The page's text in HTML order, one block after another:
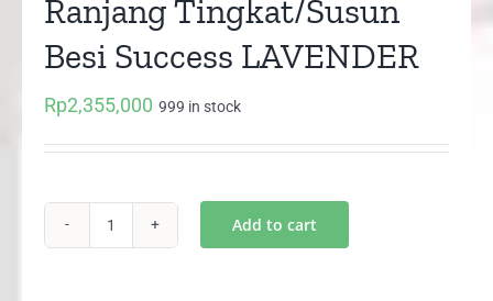
Ranjang Tingkat/Susun
Besi Success LAVENDER
Rp2,355,000 999 in stock
Add to cart